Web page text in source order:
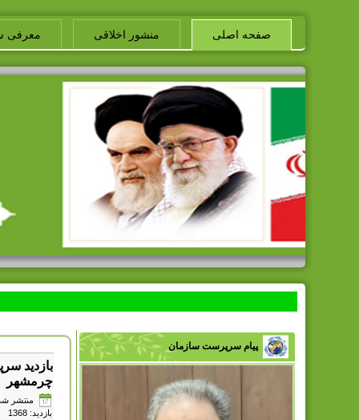
صفحه اصلی منشور اخلاقی معرفی
پیام سرپرست سازمان
بازدید
چرمشهر
منتشر شده در
بازدید: 1368